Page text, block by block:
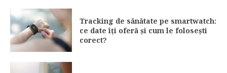
Tracking de sănătate pe smartwatch:
ce date îți oferă și cum le folosești
corect?